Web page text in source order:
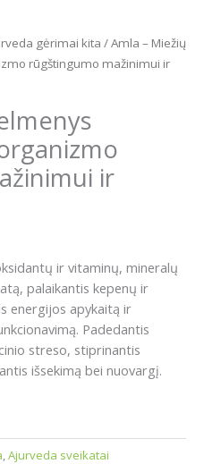
gėrimai kita / Amla – Miežių
rūgštingumo mažinimui ir
ir
ir vitaminų, mineralų
palaikantis kepenų ir
energijos apykaitą ir
Padedantis
streso, stiprinantis
išsekimą bei nuovargį.
,Ajurveda sveikatai